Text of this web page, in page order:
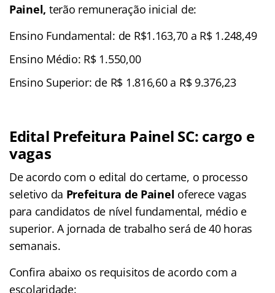
Painel, terão remuneração inicial de:
Ensino Fundamental: de R$1.163,70 a R$ 1.248,49
Ensino Médio: R$ 1.550,00
Ensino Superior: de R$ 1.816,60 a R$ 9.376,23
Edital Prefeitura Painel SC: cargo e
vagas
De acordo com o edital do certame, o processo
seletivo da Prefeitura de Painel oferece vagas
para candidatos de nível fundamental, médio e
superior. A jornada de trabalho será de 40 horas
semanais.
Confira abaixo os requisitos de acordo com a
escolaridade: